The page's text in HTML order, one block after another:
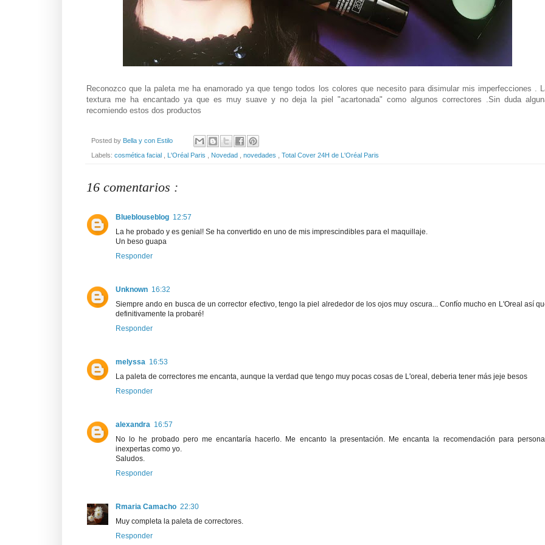
Reconozco que la paleta me ha enamorado ya que tengo todos los colores que necesito para disimular mis imperfecciones .
textura me ha encantado ya que es muy suave y no deja la piel "acartonada" como algunos correctores .Sin duda
recomiendo estos dos productos
Posted by Bella y con Estilo
Labels: cosmética facial L'Oréal Paris Novedad novedades Total Cover 24H de L'Oréal Paris
16 comentarios :
Blueblouseblog 12:57
La he probado y es genial! Se ha convertido en uno de mis imprescindibles para el maquillaje.
Un beso guapa
Responder
Unknown 16:32
Siempre ando en busca de un corrector efectivo, tengo la piel alrededor de los ojos muy oscura... Confío mucho en L'Oreal así
definitivamente la probaré!
Responder
melyssa 16:53
La paleta de correctores me encanta, aunque la verdad que tengo muy pocas cosas de L'oreal, deberia tener más jeje besos
Responder
alexandra 16:57
No lo he probado pero me encantaría hacerlo. Me encanto la presentación. Me encanta la recomendación para
inexpertas como yo.
Saludos.
Responder
Rmaria Camacho 22:30
Muy completa la paleta de correctores.
Responder